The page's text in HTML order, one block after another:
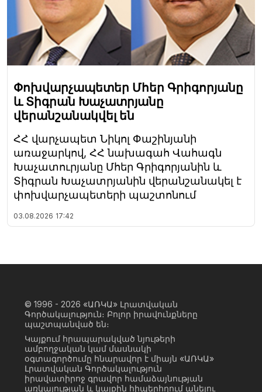
Փոխվարչապետեր Մհեր Գրիգորյանը
և Տիգրան Խաչատրյանը
վերանշանակվել են
ՀՀ վարչապետ Նիկոլ Փաշինյանի
առաջարկով, ՀՀ նախագահ Վահագն
Խաչատուրյանը Մհեր Գրիգորյանին և
Տիգրան Խաչատրյանին վերանշանակել է
փոխվարչապետերի պաշտոնում
03.08.2026 17:42
© 1996 - 2026 «ԱՌԿԱ» Լրատվական
Գործակալություն։ Բոլոր իրավունքները
պաշտպանված են։
Կայքում հրապարակված նյութերի
ամբողջական կամ մասնակի
օգտագործումը հնարավոր է միայն «ԱՌԿԱ»
Լրատվական Գործակալություն
իրավատիրոջ գրավոր համաձայնության
առկայության և կայքին հիպերհղում անելու